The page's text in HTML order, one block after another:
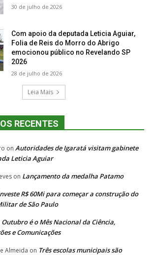
30 de julho de 2026
Com apoio da deputada Leticia Aguiar,
Folia de Reis do Morro do Abrigo
emocionou público no Revelando SP
2026
28 de julho de 2026
Leia Mais
RECENTES
on Autoridades de Igaratá visitam gabinete
Leticia Aguiar
on Lançamento da medalha Patamo
R$ 60Mi para começar a construção do
de São Paulo
Outubro é o Mês Nacional da Ciência,
e Comunicações
Almeida on Três escolas municipais são